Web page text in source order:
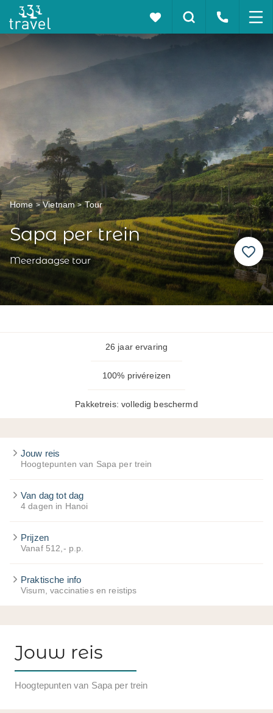
Home Vietnam Tour
Sapa per trein
Meerdaagse tour
26 jaar ervaring
100% privéreizen
Pakketreis: volledig beschermd
Jouw reis
Hoogtepunten van Sapa per trein
Van dag tot dag
4 dagen in Hanoi
Prijzen
Vanaf 512,- p.p.
Praktische info
Visum, vaccinaties en reistips
Jouw reis
Hoogtepunten van Sapa per trein